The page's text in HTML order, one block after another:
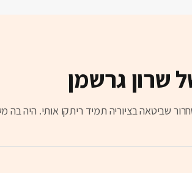
שרון גרשמן
שביטאה בציוריה תמיד ריתקו אותי. היה בה